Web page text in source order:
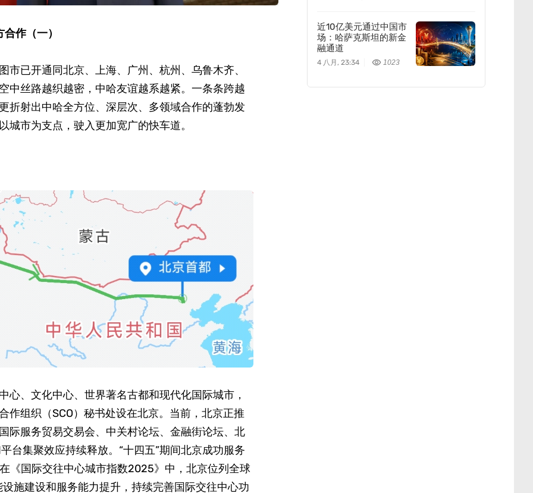
作（一）
已开通同北京、上海、广州、杭州、乌鲁木齐、
中丝路越织越密，中哈友谊越系越紧。一条条跨越
折射出中哈全方位、深层次、多领域合作的蓬勃发
市为支点，驶入更加宽广的快车道。
心、文化中心、世界著名古都和现代化国际城市，
作组织（SCO）秘书处设在北京。当前，北京正推
际服务贸易交易会、中关村论坛、金融街论坛、北
台集聚效应持续释放。“十四五”期间北京成功服务
《国际交往中心城市指数2025》中，北京位列全球
施建设和服务能力提升，持续完善国际交往中心功
近10亿美元通过中国市
场：哈萨克斯坦的新金
融通道
4 八月, 23:34 1023